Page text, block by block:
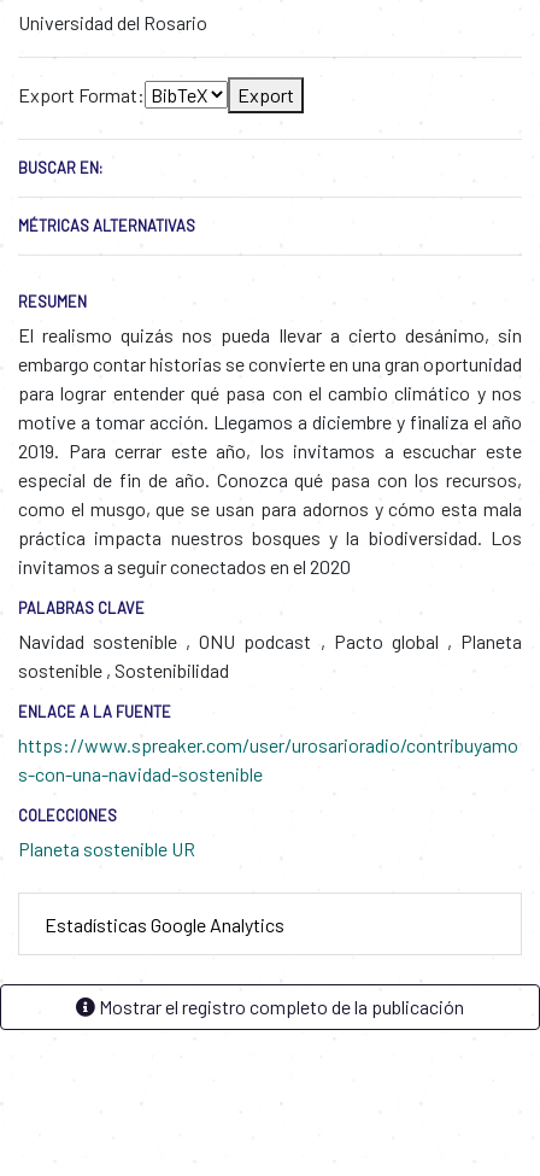
Universidad del Rosario
Export Format: Export
BUSCAR EN:
MÉTRICAS ALTERNATIVAS
RESUMEN
El realismo quizás nos pueda llevar a cierto desánimo, sin
embargo contar historias se convierte en una gran oportunidad
para lograr entender qué pasa con el cambio climático y nos
motive a tomar acción. Llegamos a diciembre y finaliza el año
2019. Para cerrar este año, los invitamos a escuchar este
especial de fin de año. Conozca qué pasa con los recursos,
como el musgo, que se usan para adornos y cómo esta mala
práctica impacta nuestros bosques y la biodiversidad. Los
invitamos a seguir conectados en el 2020
PALABRAS CLAVE
Navidad sostenible , ONU podcast , Pacto global , Planeta
sostenible , Sostenibilidad
ENLACE A LA FUENTE
https://www.spreaker.com/user/urosarioradio/contribuyamo
s-con-una-navidad-sostenible
COLECCIONES
Planeta sostenible UR
Estadísticas Google Analytics
Mostrar el registro completo de la publicación